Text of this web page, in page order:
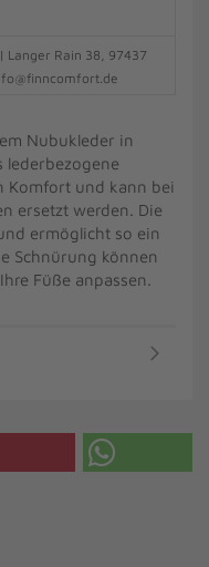
Langer Rain 38, 97437
Nubukleder in
lederbezogene
Komfort und kann bei
ersetzt werden. Die
ermöglicht so ein
Schnürung können
Füße anpassen.